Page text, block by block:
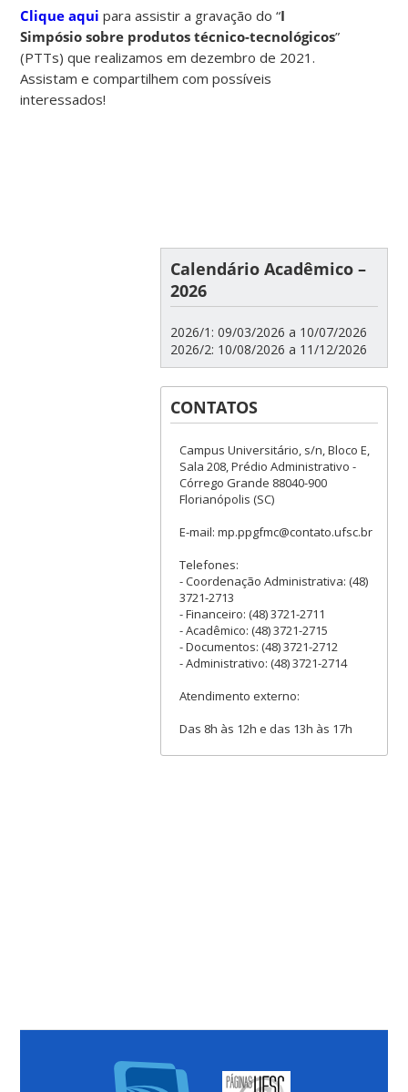
Clique aqui para assistir a gravação do “I
Simpósio sobre produtos técnico-tecnológicos”
(PTTs) que realizamos em dezembro de 2021.
Assistam e compartilhem com possíveis
interessados!
Calendário Acadêmico –
2026
2026/1: 09/03/2026 a 10/07/2026
2026/2: 10/08/2026 a 11/12/2026
CONTATOS
Campus Universitário, s/n, Bloco E,
Sala 208, Prédio Administrativo -
Córrego Grande 88040-900
Florianópolis (SC)
E-mail: mp.ppgfmc@contato.ufsc.br
Telefones:
- Coordenação Administrativa: (48)
3721-2713
- Financeiro: (48) 3721-2711
- Acadêmico: (48) 3721-2715
- Documentos: (48) 3721-2712
- Administrativo: (48) 3721-2714
Atendimento externo:
Das 8h às 12h e das 13h às 17h